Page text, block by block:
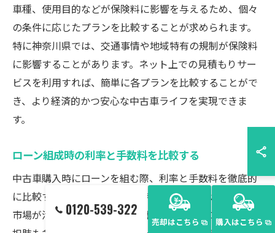
車種、使用目的などが保険料に影響を与えるため、個々
の条件に応じたプランを比較することが求められます。
特に神奈川県では、交通事情や地域特有の規制が保険料
に影響することがあります。ネット上での見積もりサー
ビスを利用すれば、簡単に各プランを比較することがで
き、より経済的かつ安心な中古車ライフを実現できま
す。
ローン組成時の利率と手数料を比較する
中古車購入時にローンを組む際、利率と手数料を徹底的
に比較することは必須です。特に神奈川県では、中古車
市場が活発であるため、金融機関が提供するローンの選
0120-539-322
売却はこちら 購入はこちら